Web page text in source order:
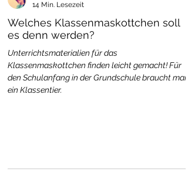
Welches Klassenmaskottchen soll
es denn werden?
Unterrichtsmaterialien für das
Klassenmaskottchen finden leicht gemacht! Für
den Schulanfang in der Grundschule braucht man
ein Klassentier.
14 Min. Lesezeit